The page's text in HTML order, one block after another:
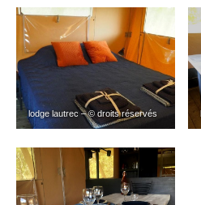
lodge lautrec – © droits réservés